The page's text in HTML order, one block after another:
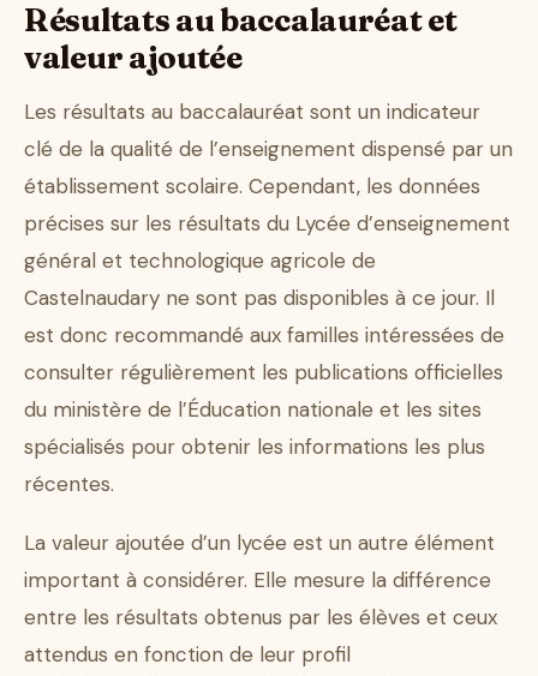
Résultats au baccalauréat et
valeur ajoutée
Les résultats au baccalauréat sont un indicateur
clé de la qualité de l’enseignement dispensé par un
établissement scolaire. Cependant, les données
précises sur les résultats du Lycée d’enseignement
général et technologique agricole de
Castelnaudary ne sont pas disponibles à ce jour. Il
est donc recommandé aux familles intéressées de
consulter régulièrement les publications officielles
du ministère de l’Éducation nationale et les sites
spécialisés pour obtenir les informations les plus
récentes.
La valeur ajoutée d’un lycée est un autre élément
important à considérer. Elle mesure la différence
entre les résultats obtenus par les élèves et ceux
attendus en fonction de leur profil